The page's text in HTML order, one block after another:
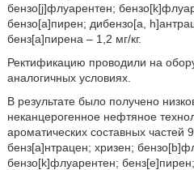
бензо[j]флуарентен;
бензо[а]пирен; дибензо[a,
бенз[а]пирена – 1,2 мг/кг.
Ректификацию проводили на
аналогичных условиях.
В результате было получено
неканцерогенное нефтяное
ароматических составных
бенз[а]нтрацен; хризен;
бензо[k]флуарентен;